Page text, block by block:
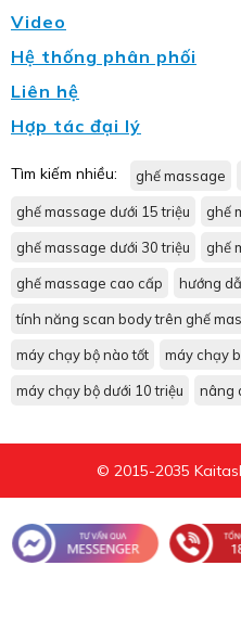
Video
Hệ thống phân phối
Liên hệ
Hợp tác đại lý
Tìm kiếm nhiều: ghế massage
ghế massage dưới 15 triệu ghế
ghế massage dưới 30 triệu ghế
ghế massage cao cấp hướng
tính năng scan body trên ghế
máy chạy bộ nào tốt máy chạy
máy chạy bộ dưới 10 triệu nâng
© 2015-2035